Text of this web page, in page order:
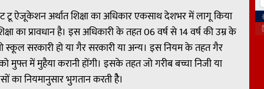
टू ऐजूकेशन अर्थात शिक्षा का अधिकार एकसाथ देशभर में लागू किया
प्रावधान है। इस अधिकारी के तहत 06 वर्ष से 14 वर्ष की उम्र के
सरकारी हो या गैर सरकारी या अन्य। इस नियम के तहत गैर
मुफ्त में मुहैया करानी होंगी। इसके तहत जो गरीब बच्चा निजी या
का नियमानुसार भुगतान करती हैै।